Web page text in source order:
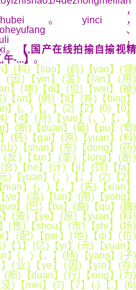
，
。yinci，
、
，
。
【,国产在线拍揄自揄视精
-...】 。
)【liao】(药)【yao】(领)
(因)【yin】(滥)【lan】(用)
】(地)【di】(位)【wei】(被)
【an】(例)【li】(并)【bing】
(。)【。】(2)【2】(0)【0】
【4】(月)【yue】(，)【，】
】(断)【duan】(葡)【pu】(萄)
(钙)【gai】(原)【yuan】(料)
山)【shan】(东)【dong】(药)
(反)【fan】(垄)【long】(断)
)【he】(计)【ji】(罚)【fa】
)【yuan】(；)【；】(2)【2】
】(，)【，】(先)【xian】
】(滥)【lan】(用)【yong】
】(巴)【ba】(曲)【qu】(酶)
(液)【ye】(原)【yuan】(料)
(售)【shou】(市)【shi】(场)
】(配)【pei】(地)【di】(位)
【1】(亿)【yi】(元)【yuan】
】(，)【，】(扬)【yang】(子)
(业)【ye】(因)【yin】(存)
(断)【duan】(行)【xing】(为)
)【mei】(7)【7】(.)【.】(6)